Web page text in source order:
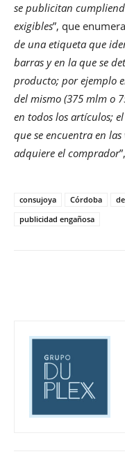
se publicitan
exigibles”, que
de una etiqueta que
barras y en la que se
producto; por ejemplo
del mismo (375 mlm o
en todos los artículos;
que se encuentra en
adquiere el comprador
consujoya Córdoba
publicidad engañosa